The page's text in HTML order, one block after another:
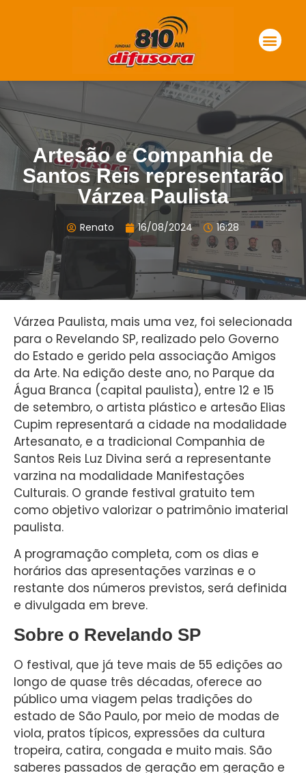
Artesão e Companhia de
Santos Reis representarão
Várzea Paulista
Renato 16/08/2024 16:28
Várzea Paulista, mais uma vez, foi selecionada
para o Revelando SP, realizado pelo Governo
do Estado e gerido pela associação Amigos
da Arte. Na edição deste ano, no Parque da
Água Branca (capital paulista), entre 12 e 15
de setembro, o artista plástico e artesão Elias
Cupim representará a cidade na modalidade
Artesanato, e a tradicional Companhia de
Santos Reis Luz Divina será a representante
varzina na modalidade Manifestações
Culturais. O grande festival gratuito tem
como objetivo valorizar o patrimônio imaterial
paulista.
A programação completa, com os dias e
horários das apresentações varzinas e o
restante dos números previstos, será definida
e divulgada em breve.
Sobre o Revelando SP
O festival, que já teve mais de 55 edições ao
longo de quase três décadas, oferece ao
público uma viagem pelas tradições do
estado de São Paulo, por meio de modas de
viola, pratos típicos, expressões da cultura
tropeira, catira, congada e muito mais. São
saberes passados de geração em geração e